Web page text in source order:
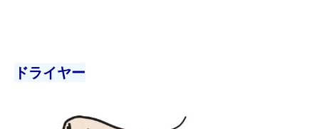
ドライヤー